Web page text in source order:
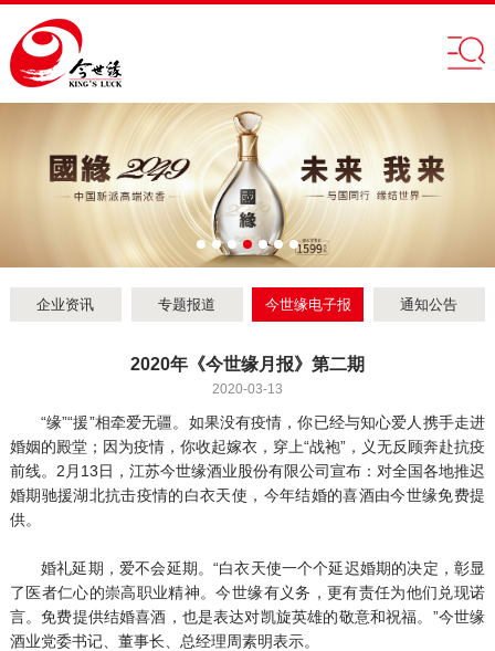
企业资讯 专题报道 今世缘电子报 通知公告
2020年《今世缘月报》第二期
2020-03-13
“缘”“援”相牵爱无疆。如果没有疫情，你已经与知心爱人携手走进
婚姻的殿堂；因为疫情，你收起嫁衣，穿上“战袍”，义无反顾奔赴抗疫
前线。2月13日，江苏今世缘酒业股份有限公司宣布：对全国各地推迟
婚期驰援湖北抗击疫情的白衣天使，今年结婚的喜酒由今世缘免费提
供。
婚礼延期，爱不会延期。“白衣天使一个个延迟婚期的决定，彰显
了医者仁心的崇高职业精神。今世缘有义务，更有责任为他们兑现诺
言。免费提供结婚喜酒，也是表达对凯旋英雄的敬意和祝福。”今世缘
酒业党委书记、董事长、总经理周素明表示。